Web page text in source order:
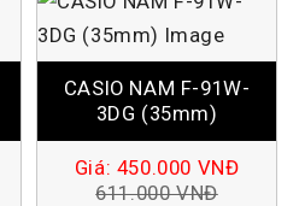
CASIO NAM F-91W-
3DG (35mm)
Giá: 450.000 VNĐ
611.000VNĐ